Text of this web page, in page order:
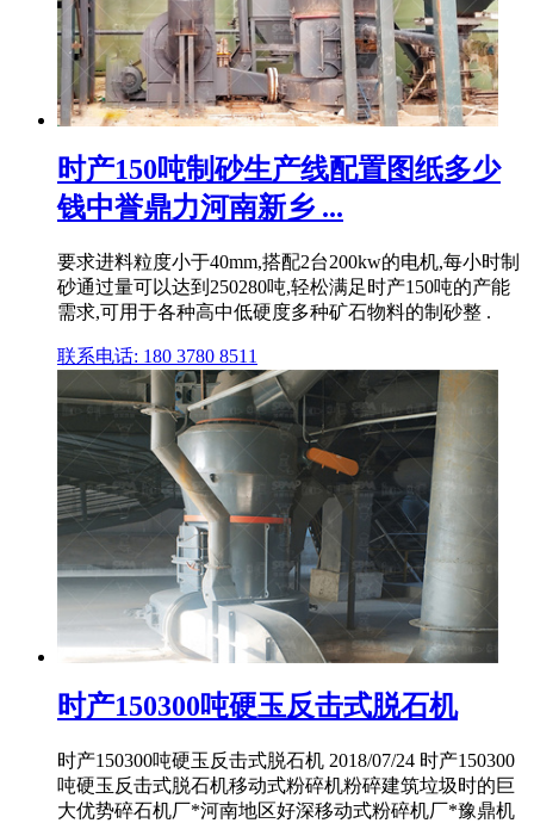
时产150吨制砂生产线配置图纸多少
钱中誉鼎力河南新乡 ...
要求进料粒度小于40mm,搭配2台200kw的电机,每小时制
砂通过量可以达到250280吨,轻松满足时产150吨的产能
需求,可用于各种高中低硬度多种矿石物料的制砂整 .
联系电话: 180 3780 8511
时产150300吨硬玉反击式脱石机
时产150300吨硬玉反击式脱石机 2018/07/24 时产150300
吨硬玉反击式脱石机移动式粉碎机粉碎建筑垃圾时的巨
大优势碎石机厂*河南地区好深移动式粉碎机厂*豫鼎机